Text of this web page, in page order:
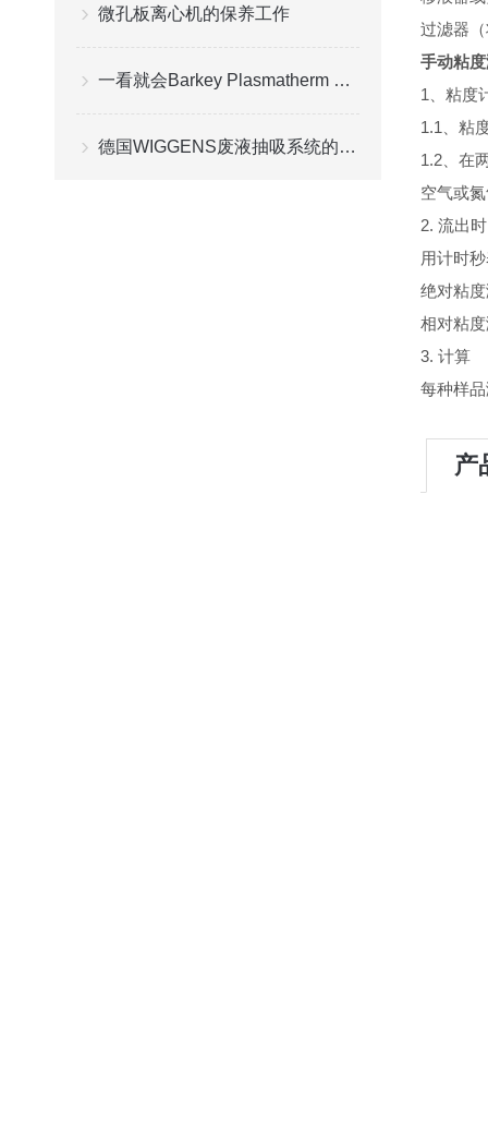
微孔板离心机的保养工作
一看就会Barkey Plasmatherm 无水复苏仪操作指南
德国WIGGENS废液抽吸系统的使用注意细节
过滤器
手动粘
1、粘度
1.1、粘
1.2、在
空气或
2. 流出
用计时
绝对粘
相对粘
3. 计算
每种样
产